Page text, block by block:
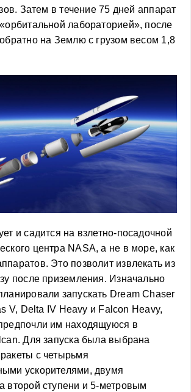
Затем в течение 75 дней аппарат
лабораторией», после
на Землю с грузом весом 1,8
и садится на взлетно-посадочной
центра NASA, а не в море, как
Это позволит извлекать из
после приземления. Изначально
запускать Dream Chaser
V, Delta IV Heavy и Falcon Heavy,
им находящуюся в
Для запуска была выбрана
с четырьмя
ускорителями, двумя
второй ступени и 5-метровым